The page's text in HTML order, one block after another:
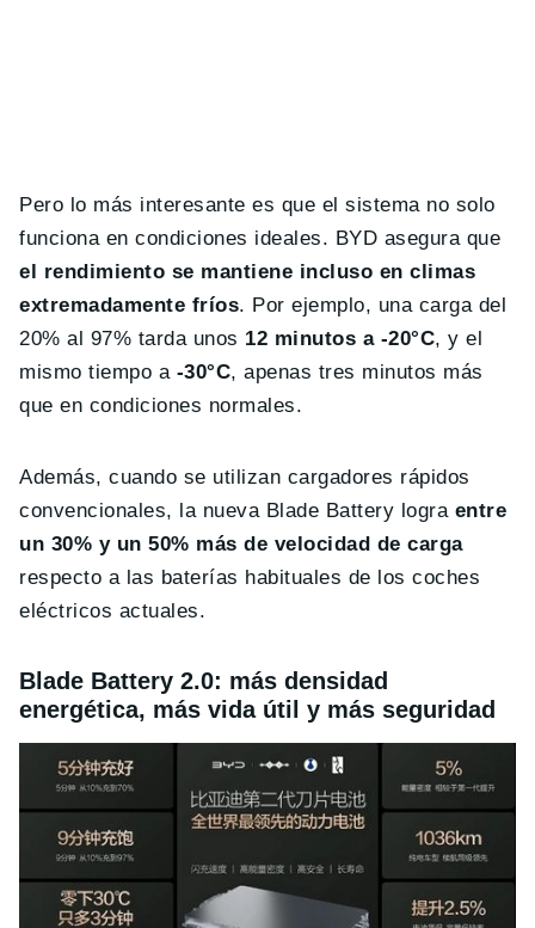
Pero lo más interesante es que el sistema no solo
funciona en condiciones ideales. BYD asegura que
el rendimiento se mantiene incluso en climas
extremadamente fríos. Por ejemplo, una carga del
20% al 97% tarda unos 12 minutos a -20°C, y el
mismo tiempo a -30°C, apenas tres minutos más
que en condiciones normales.
Además, cuando se utilizan cargadores rápidos
convencionales, la nueva Blade Battery logra entre
un 30% y un 50% más de velocidad de carga
respecto a las baterías habituales de los coches
eléctricos actuales.
Blade Battery 2.0: más densidad
energética, más vida útil y más seguridad